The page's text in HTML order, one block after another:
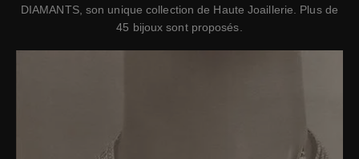
DIAMANTS, son unique collection de Haute Joaillerie. Plus de
45 bijoux sont proposés.